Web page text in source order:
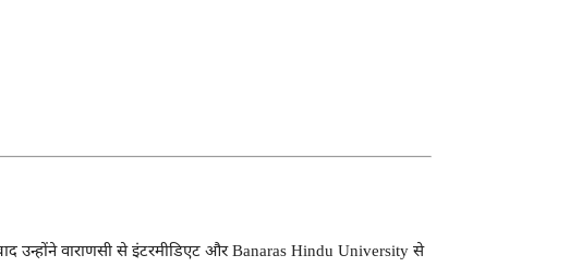
उन्होंने वाराणसी से इंटरमीडिएट औरBanaras Hindu University से